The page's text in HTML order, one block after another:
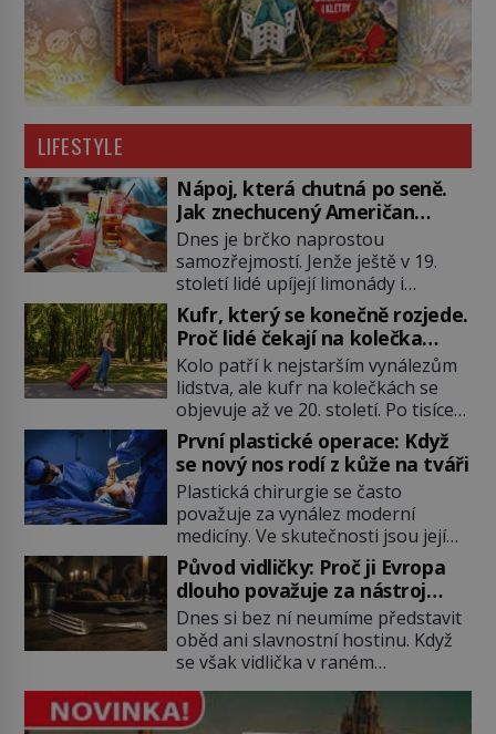
LIFESTYLE
Nápoj, která chutná po seně.
Jak znechucený Američan
vymyslel brčko
Dnes je brčko naprostou
samozřejmostí. Jenže ještě v 19.
století lidé upíjejí limonády i
koktejly dutými stébly žita nebo
žitné slámy. Fungují sice dobře,
mají ale jednu nepříjemnou
vlastnost po chvíli se rozmáčejí a
nápoji dodávají travnatou příchuť.
Právě tahle drobná nepříjemnost
přivede amerického výrobce
cigaretových náustků k nápadu,
který změní způsob pití po celém
[…]
Kufr, který se konečně rozjede.
Proč lidé čekají na kolečka
téměř pět tisíc let?
Kolo patří k nejstarším vynálezům
lidstva, ale kufr na kolečkách se
objevuje až ve 20. století. Po tisíce
let lidé vláčejí těžká zavazadla v
rukou, na zádech nebo je nakládají
na povozy. Stačí přitom jediný
nápad, připevnit ke kufru kolečka.
Jenže právě ten nikdo dlouho
nedostane. Až jednou se na letišti
ozve věta, která změní […]
První plastické operace: Když
se nový nos rodí z kůže na tváři
Plastická chirurgie se často
považuje za vynález moderní
medicíny. Ve skutečnosti jsou její
kořeny staré více než dva a půl
tisíce let. V dobách, kdy ještě
neexistují antibiotika ani anestezie,
se odvážní lékaři pokoušejí vracet
lidem tváře znetvořené válkou,
tresty nebo nehodami. Jejich
metody jsou překvapivě
promyšlené a některé principy
Původ vidličky: Proč ji Evropa
dlouho považuje za nástroj
samotného satana?
Dnes si bez ní neumíme představit
oběd ani slavnostní hostinu. Když
se však vidlička v raném
stolech, vzbuzuje pohoršení,
posměch i strach. Mnozí duchovní ji